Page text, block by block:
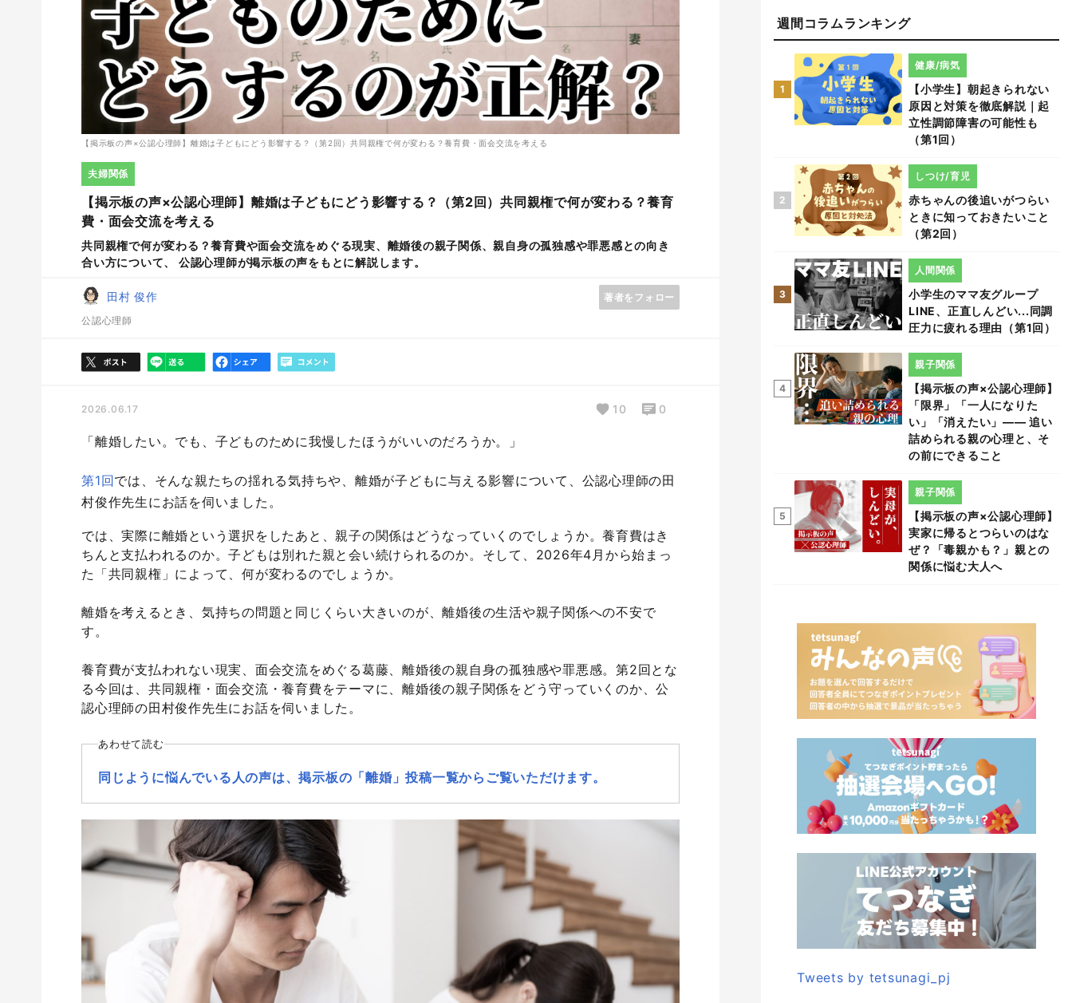
【掲示板の声×公認心理師】離婚は子どもにどう影響する？（第2回）共同親権で何が変わる？養育
費・面会交流を考える
共同親権で何が変わる？養育費や面会交流をめぐる現実、離婚後の親子関係、親自身の孤独感や罪悪感との向き
合い方について、 公認心理師が掲示板の声をもとに解説します。
夫婦関係
田村 俊作
著者をフォロー
公認心理師
【掲示板の声×公認心理師】離婚は子どもにどう影響する？（第2回）共同親権で何が変わる？養育費・面会交流を考える
2026.06.17 10 0
「離婚したい。でも、子どものために我慢したほうがいいのだろうか。」
第1回では、そんな親たちの揺れる気持ちや、離婚が子どもに与える影響について、公認心理師の田
村俊作先生にお話を伺いました。
では、実際に離婚という選択をしたあと、親子の関係はどうなっていくのでしょうか。養育費はき
ちんと支払われるのか。子どもは別れた親と会い続けられるのか。そして、2026年4月から始まっ
た「共同親権」によって、何が変わるのでしょうか。
離婚を考えるとき、気持ちの問題と同じくらい大きいのが、離婚後の生活や親子関係への不安で
す。
養育費が支払われない現実、面会交流をめぐる葛藤、離婚後の親自身の孤独感や罪悪感。第2回とな
る今回は、共同親権・面会交流・養育費をテーマに、離婚後の親子関係をどう守っていくのか、公
認心理師の田村俊作先生にお話を伺いました。
あわせて読む
同じように悩んでいる人の声は、掲示板の「離婚」投稿一覧からご覧いただけます。
週間コラムランキング
1
【小学生】朝起きられない
原因と対策を徹底解説｜起
立性調節障害の可能性も
（第1回）
健康/病気
2
赤ちゃんの後追いがつらい
ときに知っておきたいこと
（第2回）
しつけ/育児
3
小学生のママ友グループ
LINE、正直しんどい...同調
圧力に疲れる理由（第1回）
人間関係
4
【掲示板の声×公認心理師】
「限界」「一人になりた
い」「消えたい」―― 追い
詰められる親の心理と、そ
の前にできること
親子関係
5
【掲示板の声×公認心理師】
実家に帰るとつらいのはな
ぜ？「毒親かも？」親との
関係に悩む大人へ
親子関係
Tweets by tetsunagi_pj